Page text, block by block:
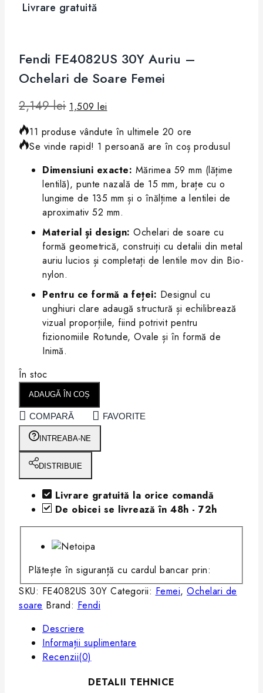
Livrare gratuită
Fendi FE4082US 30Y Auriu –
Ochelari de Soare Femei
2,149lei 1,509 lei
11 produse vândute în ultimele 20 ore
Se vinde rapid! 1 persoană are în coș produsul
Dimensiuni exacte: Mărimea 59 mm (lățime
lentilă), punte nazală de 15 mm, brațe cu o
lungime de 135 mm și o înălțime a lentilei de
aproximativ 52 mm.
Material și design: Ochelari de soare cu
formă geometrică, construiți cu detalii din metal
auriu lucios și completați de lentile mov din Bio-
nylon.
Pentru ce formă a feței: Designul cu
unghiuri clare adaugă structură și echilibrează
vizual proporțiile, fiind potrivit pentru
fizionomiile Rotunde, Ovale și în formă de
Inimă.
În stoc
ADAUGĂ ÎN COȘ
COMPARĂ FAVORITE
INTREABA-NE
DISTRIBUIE
Livrare gratuită la orice comandă
De obicei se livrează în 48h - 72h
Plătește în siguranță cu cardul bancar prin:
SKU: FE4082US 30Y Categorii: Femei, Ochelari de
soare Brand: Fendi
Descriere
Informații suplimentare
Recenzii(0)
DETALII TEHNICE